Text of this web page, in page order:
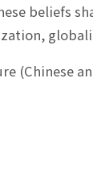
beliefs
(Chinese